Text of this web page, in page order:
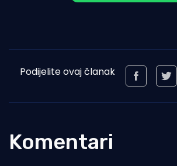
Podijelite ovaj članak
Komentari